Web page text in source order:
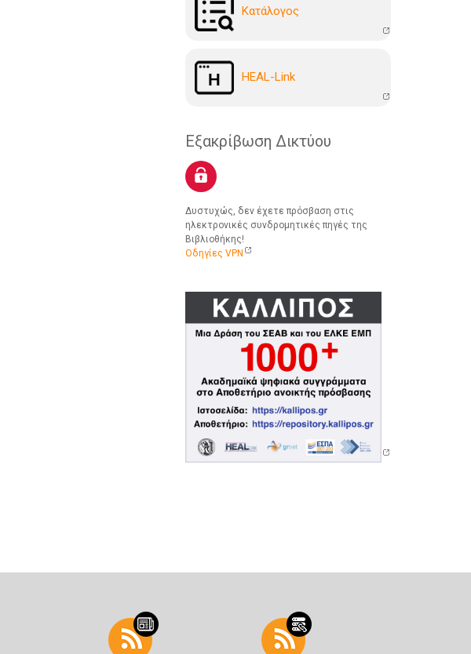
Kατάλογoς
HEAL-Link
Εξακρίβωση Δικτύου
Δυστυχώς, δεν έχετε πρόσβαση στις
ηλεκτρονικές συνδρομητικές πηγές της
Βιβλιοθήκης!
Οδηγίες VPN